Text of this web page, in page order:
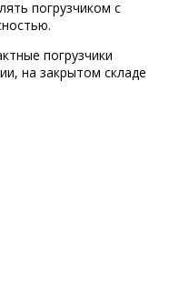
погрузчиком с
погрузчики
на закрытом складе